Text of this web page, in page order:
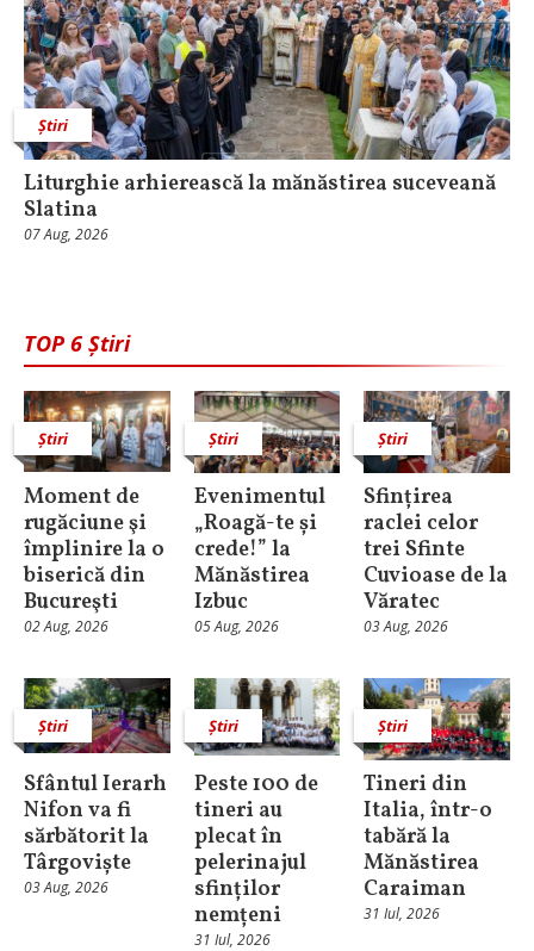
Știri
Liturghie arhierească la mănăstirea suceveană
Slatina
07 Aug, 2026
TOP 6 Știri
Știri
Moment de
rugăciune şi
împlinire la o
biserică din
Bucureşti
02 Aug, 2026
Știri
Evenimentul
„Roagă-te și
crede!” la
Mănăstirea
Izbuc
05 Aug, 2026
Știri
Sfințirea
raclei celor
trei Sfinte
Cuvioase de la
Văratec
03 Aug, 2026
Știri
Sfântul Ierarh
Nifon va fi
sărbătorit la
Târgoviște
03 Aug, 2026
Știri
Peste 100 de
tineri au
plecat în
pelerinajul
sfinților
nemțeni
31 Iul, 2026
Știri
Tineri din
Italia, într-o
tabără la
Mănăstirea
Caraiman
31 Iul, 2026